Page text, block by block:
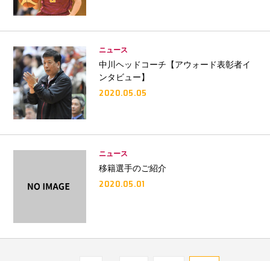
ニュース
中川ヘッドコーチ【アウォード表彰者イ
ンタビュー】
2020.05.05
ニュース
移籍選手のご紹介
2020.05.01